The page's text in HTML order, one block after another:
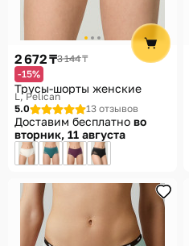
2 672 ₸3 144 ₸
-15%
Трусы-шорты женские
L Pelican
5.0
13 отзывов
Доставим бесплатно во
вторник, 11 августа